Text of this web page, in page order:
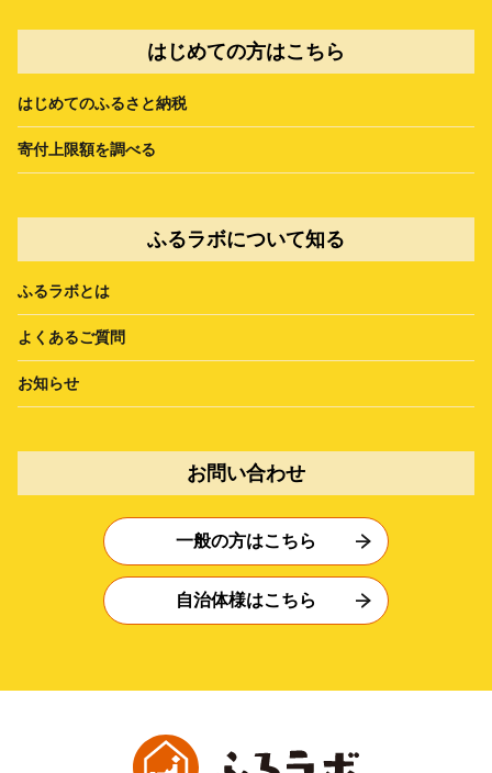
はじめての方はこちら
はじめてのふるさと納税
寄付上限額を調べる
ふるラボについて知る
ふるラボとは
よくあるご質問
お知らせ
お問い合わせ
一般の方はこちら
自治体様はこちら